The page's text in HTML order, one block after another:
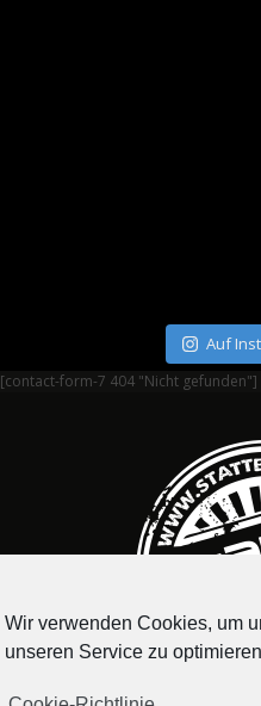
Auf
[contact-form-7 404 "Nicht gefunden"]
Wir verwenden Cookies, um
unseren Service zu